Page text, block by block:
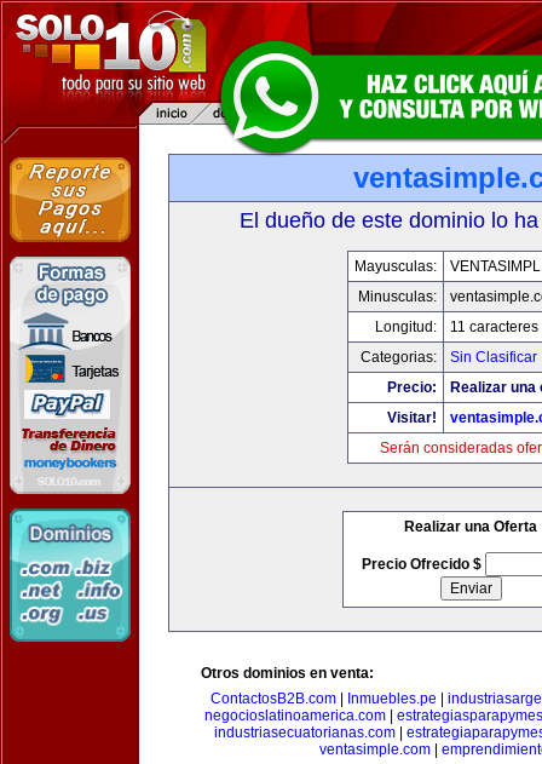
El dueño de este dominio lo
Mayusculas:
Minusculas:
Longitud:
11 caracteres
Categorias:
Sin Clasificar
Precio:
Realizar una
Visitar!
Serán consideradas
Realizar una Oferta
Precio Ofrecido $
Otros dominios en venta:
ContactosB2B.com
Inmuebles.pe
negocioslatinoamerica.com|
industriasecuatorianas.com|
ventasimple.com|